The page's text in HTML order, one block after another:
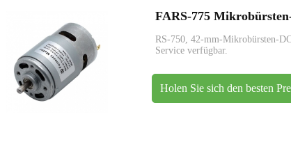
FARS-775
RS-750, 42-mm-Mikrobürsten-
Service verfügbar.
Holen Sie sich den besten